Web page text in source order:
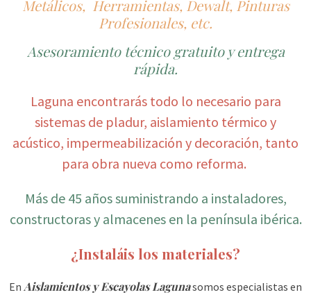
Metálicos, Herramientas, Dewalt, Pinturas
Profesionales, etc.
Asesoramiento técnico gratuito y entrega
rápida.
Laguna encontrarás todo lo necesario para
sistemas de pladur, aislamiento térmico y
acústico, impermeabilización y decoración, tanto
para obra nueva como reforma.
Más de 45 años suministrando a instaladores,
constructoras y almacenes en la península ibérica.
¿Instaláis los materiales?
En Aislamientos y Escayolas Lagunasomos especialistas en